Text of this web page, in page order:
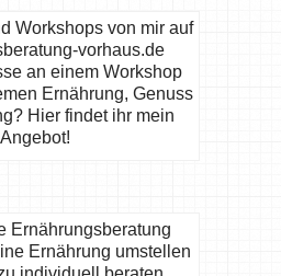
an einem Workshop
Ernährung, Genuss
Hier findet ihr mein
Angebot!
Ernährung umstellen